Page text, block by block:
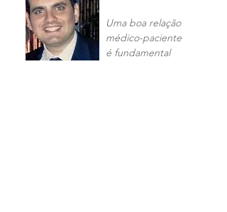
Uma boa relação
médico-paciente
é fundamental